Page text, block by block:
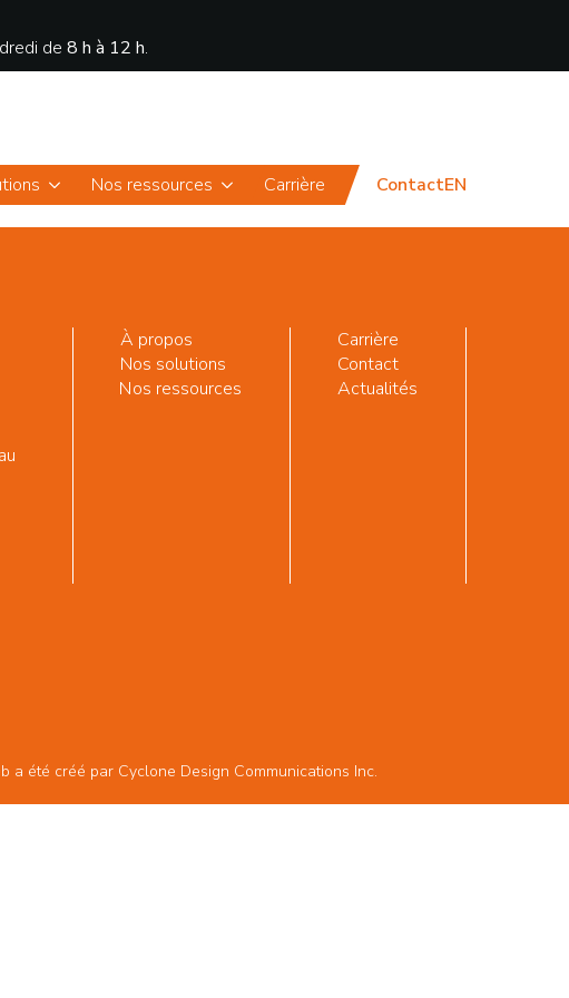
de 8 h à 12 h.
Nos ressources Carrière ContactEN
À propos
Nos solutions
Nos ressources
Carrière
Contact
Actualités
a été créé par Cyclone Design Communications Inc.